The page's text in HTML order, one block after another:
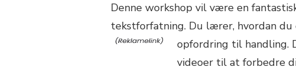
Denne workshop vil være en
tekstforfatning. Du lærer, hvordan
opfordring til handling.
videoer til at forbedre